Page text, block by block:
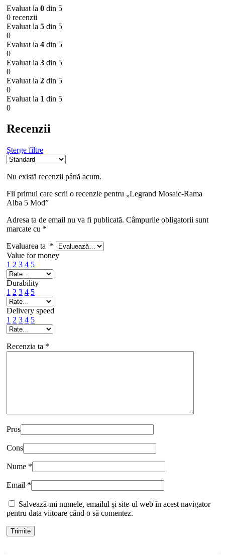
Evaluat la 0 din 5
0 recenzii
Evaluat la 5 din 5
0
Evaluat la 4 din 5
0
Evaluat la 3 din 5
0
Evaluat la 2 din 5
0
Evaluat la 1 din 5
0
Recenzii
Șterge filtre
Nu există recenzii până acum.
Fii primul care scrii o recenzie pentru „Legrand Mosaic-Rama
Alba 5 Mod”
Adresa ta de email nu va fi publicată. Câmpurile obligatorii sunt
marcate cu *
Evaluarea ta *
Value for money
1 2 3 4 5
Durability
1 2 3 4 5
Delivery speed
1 2 3 4 5
Recenzia ta *
Pros
Cons
Nume *
Email *
Salvează-mi numele, emailul și site-ul web în acest navigator
pentru data viitoare când o să comentez.